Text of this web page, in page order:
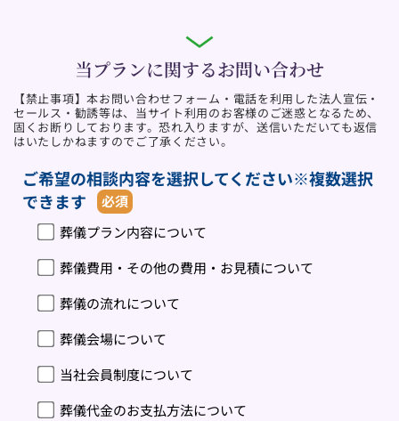
当プランに関するお問い合わせ
【禁止事項】本お問い合わせフォーム・電話を利用した法人宣伝・
セールス・勧誘等は、当サイト利用のお客様のご迷惑となるため、
固くお断りしております。恐れ入りますが、送信いただいても返信
はいたしかねますのでご了承ください。
ご希望の相談内容を選択してください※複数選択
できます
必須
葬儀プラン内容について
葬儀費用・その他の費用・お見積について
葬儀の流れについて
葬儀会場について
当社会員制度について
葬儀代金のお支払方法について